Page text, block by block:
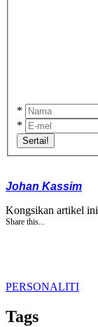
*
*
Sertai!
Johan Kassim
Kongsikan artikel ini
Share this...
PERSONALITI
Tags